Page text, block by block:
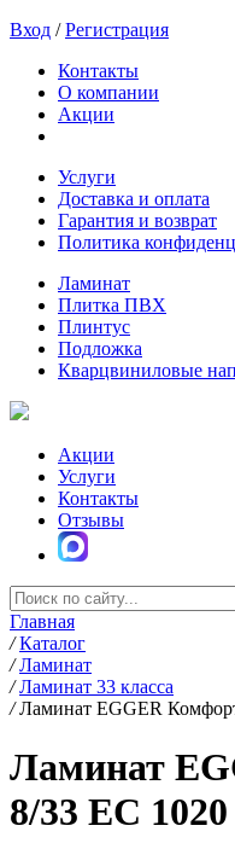
Вход /Регистрация
Контакты
О компании
Акции
Услуги
Доставка и оплата
Гарантия и возврат
Политика
Ламинат
Плитка ПВХ
Плинтус
Подложка
Кварцвиниловые
Акции
Услуги
Контакты
Отзывы
Главная
/ Каталог
/ Ламинат
/ Ламинат 33 класса
/ Ламинат EGGER
Ламинат
8/33 EC